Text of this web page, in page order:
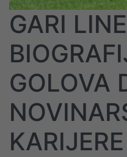
GARI
GOLOVA
KARIJERE